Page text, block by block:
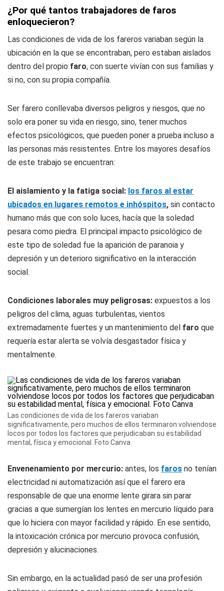
¿Por qué tantos trabajadores de faros
enloquecieron?
Las condiciones de vida de los fareros variaban según la
ubicación en la que se encontraban, pero estaban aislados
dentro del propio faro, con suerte vivían con sus familias y
si no, con su propia compañía.
Ser farero conllevaba diversos peligros y riesgos, que no
solo era poner su vida en riesgo, sino, tener muchos
efectos psicológicos, que pueden poner a prueba incluso a
las personas más resistentes. Entre los mayores desafíos
de este trabajo se encuentran:
El aislamiento y la fatiga social: los faros al estar
ubicados en lugares remotos e inhóspitos, sin contacto
humano más que con solo luces, hacía que la soledad
pesara como piedra. El principal impacto psicológico de
este tipo de soledad fue la aparición de paranoia y
depresión y un deterioro significativo en la interacción
social.
Condiciones laborales muy peligrosas: expuestos a los
peligros del clima, aguas turbulentas, vientos
extremadamente fuertes y un mantenimiento del faro que
requería estar alerta se volvía desgastador física y
mentalmente.
Las condiciones de vida de los fareros variaban
significativamente, pero muchos de ellos terminaron volviendose
locos por todos los factores que perjudicaban su estabilidad
mental, física y emocional. Foto Canva
Envenenamiento por mercurio: antes, los faros no tenían
electricidad ni automatización así que el farero era
responsable de que una enorme lente girara sin parar
gracias a que sumergían los lentes en mercurio líquido para
que lo hiciera con mayor facilidad y rápido. En ese sentido,
la intoxicación crónica por mercurio provoca confusión,
depresión y alucinaciones.
Sin embargo, en la actualidad pasó de ser una profesión